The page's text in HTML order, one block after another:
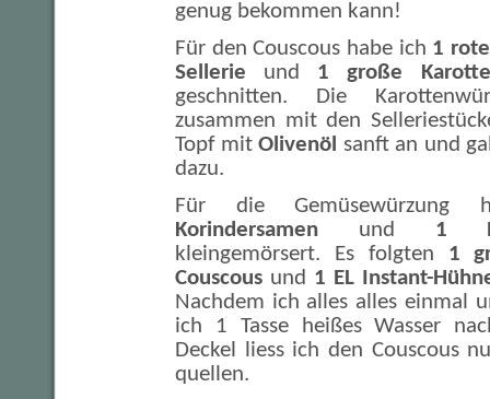
genug bekommen kann!
Für den Couscous habe ich 1
Sellerie und 1 große Karotte
geschnitten. Die
zusammen mit den
Topf mitOlivenöl sanft an und
dazu.
Für die
Korindersamen und 1
kleingemörsert. Es folgten 1
Couscous und 1 EL Instant-
Nachdem ich alles alles einmal
ich 1 Tasse heißes Wasser
Deckel liess ich den Couscous
quellen.